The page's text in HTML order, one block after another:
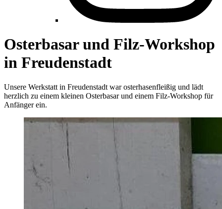
Osterbasar und Filz-Workshop
in Freudenstadt
Unsere Werkstatt in Freudenstadt war osterhasenfleißig und lädt
herzlich zu einem kleinen Osterbasar und einem Filz-Workshop für
Anfänger ein.